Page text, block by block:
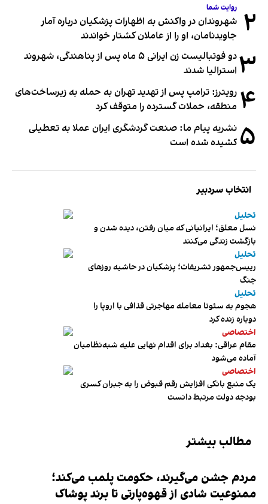
۲ روایت شما
شهروندان در واکنش به اظهارات پزشکیان درباره آمار
جاویدنامان، او را از عاملان کشتار خواندند
۳
دو فوتبالیست زن ایرانی ۵ ماه پس از پناهندگی، شهروند
استرالیا شدند
۴ رویترز: ترامپ پس از تهدید تهران به حمله به زیرساخت‌های
منطقه، حملات گسترده را متوقف کرد
۵ نشریه پیام ما: صنعت گردشگری ایران عملا به تعطیلی
کشیده شده است
انتخاب سردبیر
تحلیل
نسل معلق؛ ایرانیانی که میان رفتن، دیده شدن و
بازگشت زندگی می‌کنند
تحلیل
رییس‌جمهور تشریفات؛ پزشکیان در حاشیه روزهای
جنگ
تحلیل
هجوم به سئوتا معامله مهاجرتی قذافی با اروپا را
دوباره زنده کرد
اختصاصی
مقام عراقی: بغداد برای اقدام نهایی علیه شبه‌نظامیان
آماده می‌شود
اختصاصی
یک منبع بانکی افزایش رقم قبوض را به جبران کسری
بودجه دولت مرتبط دانست
مطالب بیشتر
مردم جشن می‌گیرند، حکومت پلمب می‌کند؛
ممنوعیت شادی از قهوه‌پارتی تا برند پوشاک